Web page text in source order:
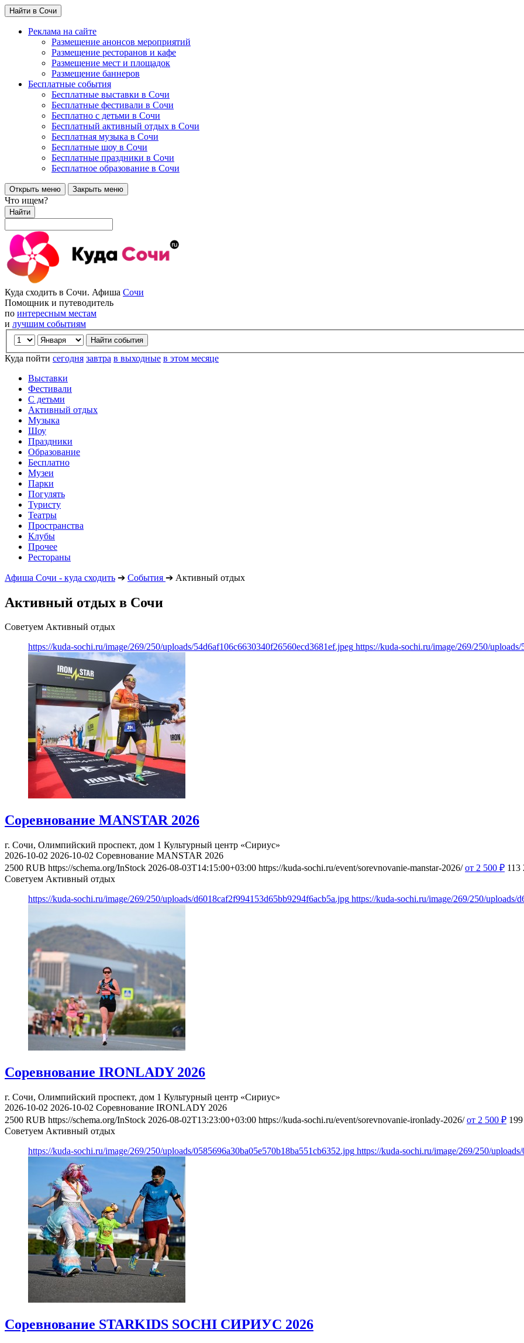
Найти в Сочи
Реклама на сайте
Размещение анонсов мероприятий
Размещение ресторанов и кафе
Размещение мест и площадок
Размещение баннеров
Бесплатные события
Бесплатные выставки в Сочи
Бесплатные фестивали в Сочи
Бесплатно с детьми в Сочи
Бесплатный активный отдых в Сочи
Бесплатная музыка в Сочи
Бесплатные шоу в Сочи
Бесплатные праздники в Сочи
Бесплатное образование в Сочи
Открыть меню Закрыть меню
Что ищем?
Найти
Куда сходить в Сочи. Афиша Сочи
Помощник и путеводитель
по интересным местам
и лучшим событиям
Куда пойти сегодня завтра в выходные в этом месяце
Выставки
Фестивали
С детьми
Активный отдых
Музыка
Шоу
Праздники
Образование
Бесплатно
Музеи
Парки
Погулять
Туристу
Театры
Пространства
Клубы
Прочее
Рестораны
Афиша Сочи - куда сходить ➔ События ➔ Активный отдых
Активный отдых в Сочи
Советуем Активный отдых
https://kuda-sochi.ru/image/269/250/uploads/54d6af106c6630340f26560ecd3681ef.jpeg https://kuda-sochi.ru/image/269/250/
Соревнование MANSTAR 2026
г. Сочи, Олимпийский проспект, дом 1 Культурный центр «Сириус»
2026-10-02 2026-10-02 Соревнование MANSTAR 2026
2500 RUB https://schema.org/InStock 2026-08-03T14:15:00+03:00 https://kuda-sochi.ru/event/sorevnovanie-manstar-2026/ от 2 500 ₽ 113
Советуем Активный отдых
https://kuda-sochi.ru/image/269/250/uploads/d6018caf2f994153d65bb9294f6acb5a.jpg https://kuda-sochi.ru/image/269/250/uploads/
Соревнование IRONLADY 2026
г. Сочи, Олимпийский проспект, дом 1 Культурный центр «Сириус»
2026-10-02 2026-10-02 Соревнование IRONLADY 2026
2500 RUB https://schema.org/InStock 2026-08-02T13:23:00+03:00 https://kuda-sochi.ru/event/sorevnovanie-ironlady-2026/ от 2 500 ₽ 199
Советуем Активный отдых
https://kuda-sochi.ru/image/269/250/uploads/0585696a30ba05e570b18ba551cb6352.jpg https://kuda-sochi.ru/image/269/250/
Соревнование STARKIDS SOCHI СИРИУС 2026